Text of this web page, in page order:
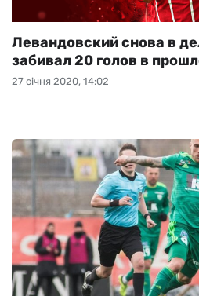
27 січня 2020, 14:02
Левандовский снова в
забивал 20 голов в